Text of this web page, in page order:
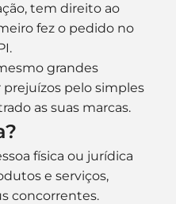
tem direito ao
fez o pedido no
grandes
pelo simples
as suas marcas.
física ou jurídica
e serviços,
concorrentes.